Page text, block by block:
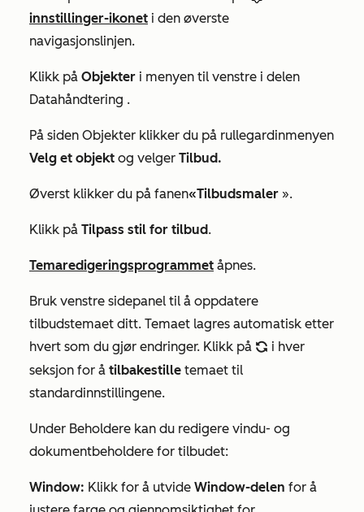
innstillinger-ikonet i den øverste
navigasjonslinjen.
Klikk på Objekter i menyen til venstre i delen
Datahåndtering .
På siden Objekter klikker du på rullegardinmenyen
Velg et objekt og velger Tilbud.
Øverst klikker du på fanen«Tilbudsmaler ».
Klikk på Tilpass stil for tilbud.
Temaredigeringsprogrammet åpnes.
Bruk venstre sidepanel til å oppdatere
tilbudstemaet ditt. Temaet lagres automatisk etter
hvert som du gjør endringer. Klikk på refresh i hver
seksjon for å tilbakestille temaet til
standardinnstillingene.
Under Beholdere kan du redigere vindu- og
dokumentbeholdere for tilbudet:
Window: Klikk for å utvide Window-delen for å